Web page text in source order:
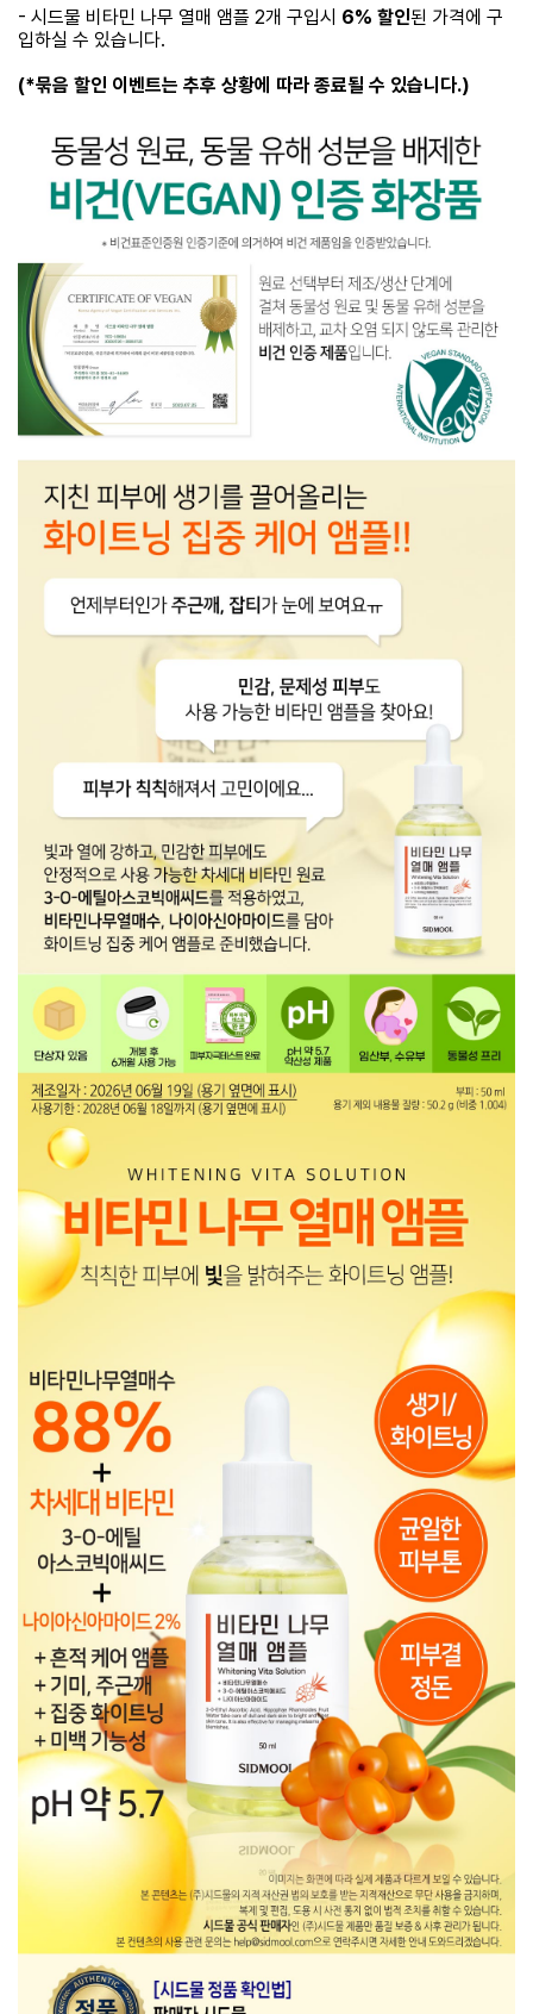
- 시드물 비타민 나무 열매 앰플 2개 구입시 6% 할인된 가격에 구
입하실 수 있습니다.
(*묶음 할인 이벤트는 추후 상황에 따라 종료될 수 있습니다.)